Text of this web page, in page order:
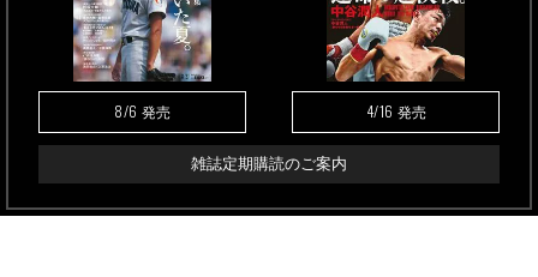
8/6 発売 4/16 発売
雑誌定期購読のご案内